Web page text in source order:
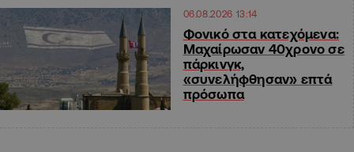
06.08.2026 13:14
Φονικό στα κατεχόμενα:
Μαχαίρωσαν 40χρονο σε
πάρκινγκ,
«συνελήφθησαν» επτά
πρόσωπα